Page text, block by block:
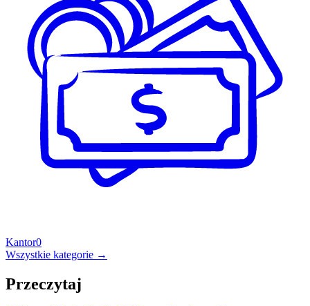
Kantor0
Wszystkie kategorie →
Przeczytaj